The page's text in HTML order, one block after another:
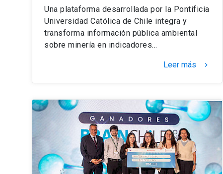
Una plataforma desarrollada por la Pontificia
Universidad Católica de Chile integra y
transforma información pública ambiental
sobre minería en indicadores…
Leer más keyboard_arrow_right